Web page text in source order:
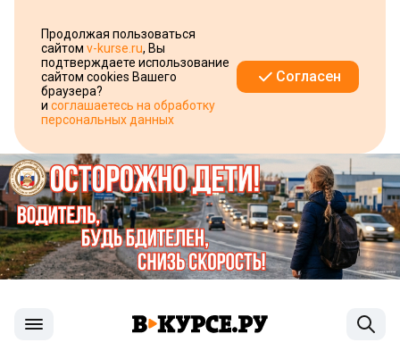
Продолжая пользоваться
сайтом v-kurse.ru, Вы
подтверждаете использование
сайтом cookies Вашего
браузера?
и соглашаетесь на обработку
персональных данных
Согласен